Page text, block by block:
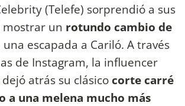
(Telefe) sorprendió a sus
mostrar un rotundo cambio de
escapada a Cariló. A través
de Instagram, la influencer
atrás su clásico corte carré
a una melena mucho más